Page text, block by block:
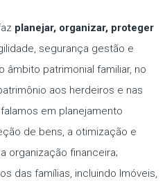
planejar, organizar, proteger
segurança gestão e
âmbito patrimonial familiar, no
aos herdeiros e nas
em planejamento
de bens, a otimização e
organização financeira;
das famílias, incluindo Imóveis,